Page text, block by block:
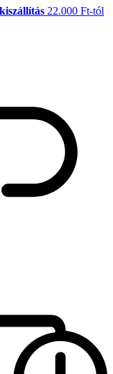
22.000 Ft-tól